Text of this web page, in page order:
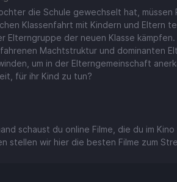
die Schule gewechselt hat, müssen
Klassenfahrt mit Kindern und Eltern
Elterngruppe der neuen Klasse
Machtstruktur und dominanten
um in der Elterngemeinschaft
für ihr Kind zu tun?
schaust du online Filme, die du im
stellen wir hier die besten Filme zum